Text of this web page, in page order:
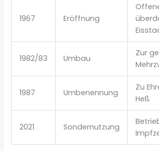
1967 Eröffnung
1982/83 Umbau
Zur
1987 Umbenennung
Zu
Heß
2021 Sondernutzung